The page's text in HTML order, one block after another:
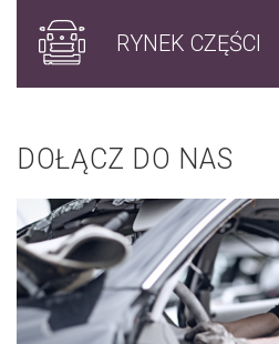
RYNEK CZĘŚCI
DOŁĄCZ DO NAS